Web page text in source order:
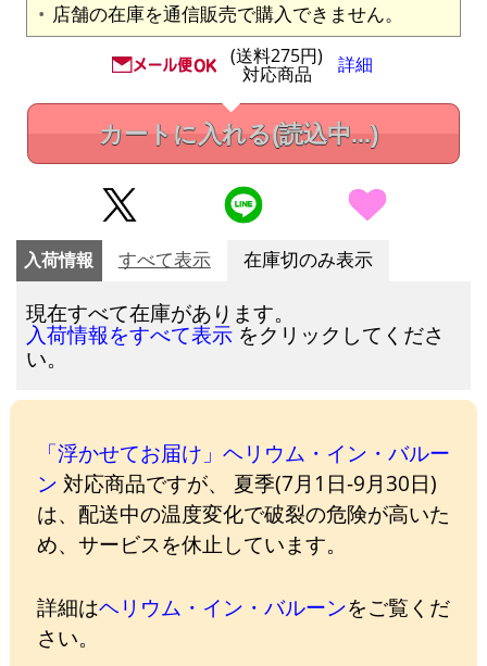
店舗の在庫を通信販売で購入できません。
(送料275円)
対応商品 詳細
カートに入れる(読込中...)
入荷情報 すべて表示 在庫切のみ表示
現在すべて在庫があります。
入荷情報をすべて表示 をクリックしてくださ
い。
「浮かせてお届け」ヘリウム・イン・バルー
ン 対応商品ですが、 夏季(7月1日-9月30日)
は、配送中の温度変化で破裂の危険が高いた
め、サービスを休止しています。
詳細はヘリウム・イン・バルーンをご覧くだ
さい。